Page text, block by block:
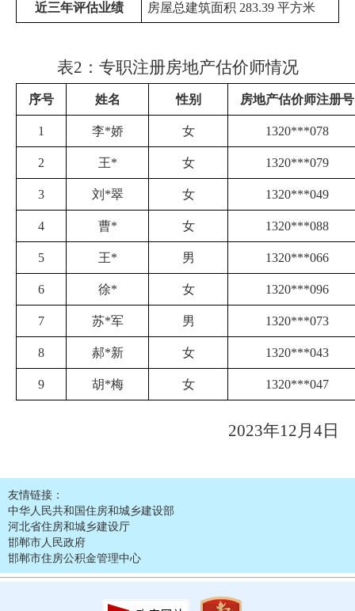
近三年评估业绩 房屋总建筑面积 283.39 平方米
表2：专职注册房地产估价师情况
序号 姓名 性别 房地产估价师注册号
1 李*娇 女 1320***078
2 王* 女 1320***079
3 刘 *翠 女 1320***049
4 曹* 女 1320***088
5 王* 男 1320***066
6 徐* 女 1320***096
7 苏*军 男 1320***073
8 郝*新 女 1320***043
9 胡*梅 女 1320***047
2023年12月4日
友情链接：
中华人民共和国住房和城乡建设部
河北省住房和城乡建设厅
邯郸市人民政府
邯郸市住房公积金管理中心